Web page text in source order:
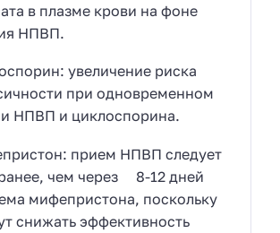
в плазме крови на фоне
НПВП.
увеличение риска
при одновременном
НПВП и циклоспорина.
прием НПВП следует
чем через 8-12 дней
мифепристона, поскольку
снижать эффективность